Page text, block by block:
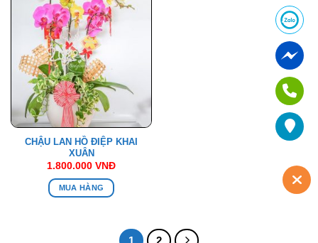
CHẬU LAN HỒ ĐIỆP KHAI
XUÂN
1.800.000 VNĐ
MUA HÀNG
1 2